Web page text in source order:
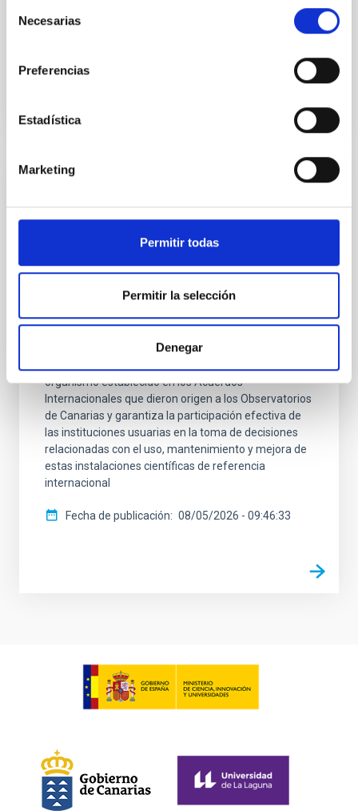
Necesarias
Preferencias
Estadística
Marketing
Permitir todas
Permitir la selección
Denegar
ciencia y la investigación científica y técnica en
El Comité Científico Internacional de los
Observatorios de Canarias se ha reunido esta
semana en Bolonia (Italia) para abordar el estado
actual y las futuras actuaciones en las
infraestructuras astronómicas gestionadas por el
organismo establecido en los Acuerdos
Internacionales que dieron origen a los Observatorios
de Canarias y garantiza la participación efectiva de
las instituciones usuarias en la toma de decisiones
relacionadas con el uso, mantenimiento y mejora de
estas instalaciones científicas de referencia
internacional
Fecha de publicación 08/05/2026 - 09:46:33